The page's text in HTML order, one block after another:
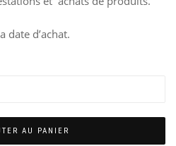
date d’achat.
AU PANIER